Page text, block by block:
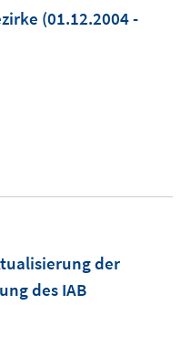
(01.12.2004 -
der
des IAB